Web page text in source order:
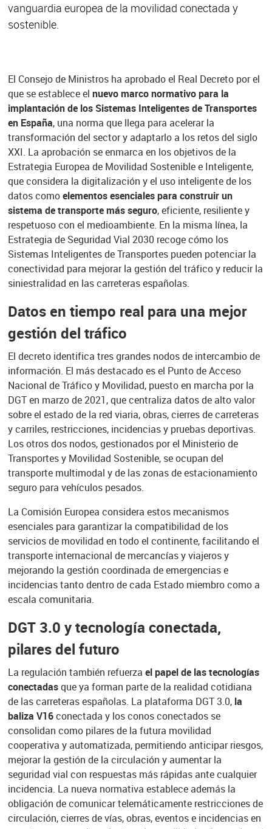
vanguardia europea de la movilidad conectada y
sostenible.
El Consejo de Ministros ha aprobado el Real Decreto por el
que se establece el nuevo marco normativo para la
implantación de los Sistemas Inteligentes de Transportes
en España, una norma que llega para acelerar la
transformación del sector y adaptarlo a los retos del siglo
XXI. La aprobación se enmarca en los objetivos de la
Estrategia Europea de Movilidad Sostenible e Inteligente,
que considera la digitalización y el uso inteligente de los
datos comoelementos esenciales para construir un
sistema de transporte más seguro, eficiente, resiliente y
respetuoso con el medioambiente. En la misma línea, la
Estrategia de Seguridad Vial 2030 recoge cómo los
Sistemas Inteligentes de Transportes pueden potenciar la
conectividad para mejorar la gestión del tráfico y reducir la
siniestralidad en las carreteras españolas.
Datos en tiempo real para una mejor
gestión del tráfico
El decreto identifica tres grandes nodos de intercambio de
información. El más destacado es el Punto de Acceso
Nacional de Tráfico y Movilidad, puesto en marcha por la
DGT en marzo de 2021, que centraliza datos de alto valor
sobre el estado de la red viaria, obras, cierres de carreteras
y carriles, restricciones, incidencias y pruebas deportivas.
Los otros dos nodos, gestionados por el Ministerio de
Transportes y Movilidad Sostenible, se ocupan del
transporte multimodal y de las zonas de estacionamiento
seguro para vehículos pesados.
La Comisión Europea considera estos mecanismos
esenciales para garantizar la compatibilidad de los
servicios de movilidad en todo el continente, facilitando el
transporte internacional de mercancías y viajeros y
mejorando la gestión coordinada de emergencias e
incidencias tanto dentro de cada Estado miembro como a
escala comunitaria.
DGT 3.0 y tecnología conectada,
pilares del futuro
La regulación también refuerza el papel de las tecnologías
conectadasque ya forman parte de la realidad cotidiana
de las carreteras españolas. La plataforma DGT 3.0,la
baliza V16conectada y los conos conectados se
consolidan como pilares de la futura movilidad
cooperativa y automatizada, permitiendo anticipar riesgos,
mejorar la gestión de la circulación y aumentar la
seguridad vial con respuestas más rápidas ante cualquier
incidencia. La nueva normativa establece además la
obligación de comunicar telemáticamente restricciones de
circulación, cierres de vías, obras, eventos e incidencias en